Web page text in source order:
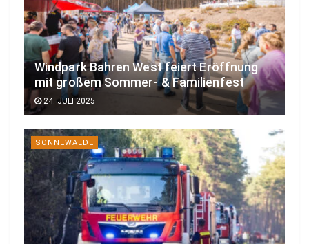
Windpark Bahren West feiert Eröffnung
mit großem Sommer- & Familienfest
24. JULI 2025
SONNEWALDE